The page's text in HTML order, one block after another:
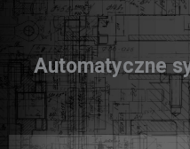
Automatyczne